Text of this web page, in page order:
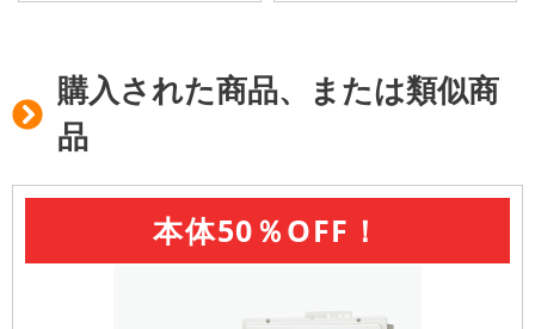
購入された商品、または類似商
品
本体50％OFF！